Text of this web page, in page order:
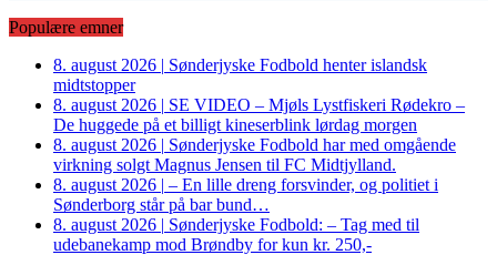
Populære emner
8. august 2026 | Sønderjyske Fodbold henter islandsk
midtstopper
8. august 2026 | SE VIDEO – Mjøls Lystfiskeri Rødekro –
De huggede på et billigt kineserblink lørdag morgen
8. august 2026 | Sønderjyske Fodbold har med omgående
virkning solgt Magnus Jensen til FC Midtjylland.
8. august 2026 | – En lille dreng forsvinder, og politiet i
Sønderborg står på bar bund…
8. august 2026 | Sønderjyske Fodbold: – Tag med til
udebanekamp mod Brøndby for kun kr. 250,-